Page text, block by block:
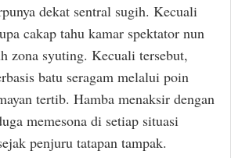
dekat sentral sugih. Kecuali
cakap tahu kamar spektator nun
zona syuting. Kecuali tersebut,
batu seragam melalui poin
tertib. Hamba menaksir dengan
memesona di setiap situasi
penjuru tatapan tampak.